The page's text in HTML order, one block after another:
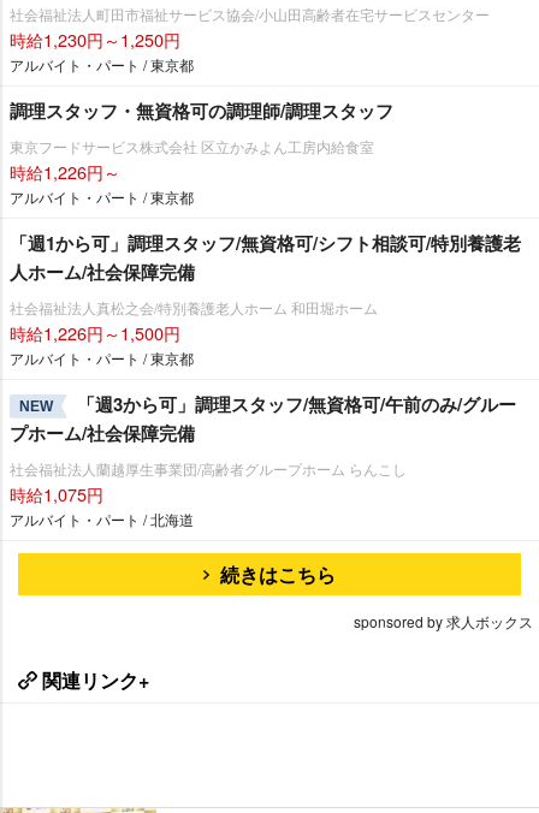
社会福祉法人町田市福祉サービス協会/小山田高齢者在宅サービスセンター
時給1,230円～1,250円
アルバイト・パート / 東京都
調理スタッフ・無資格可の調理師/調理スタッフ
東京フードサービス株式会社 区立かみよん工房内給食室
時給1,226円～
アルバイト・パート / 東京都
「週1から可」調理スタッフ/無資格可/シフト相談可/特別養護老
人ホーム/社会保障完備
社会福祉法人真松之会/特別養護老人ホーム 和田堀ホーム
時給1,226円～1,500円
アルバイト・パート / 東京都
NEW
「週3から可」調理スタッフ/無資格可/午前のみ/グルー
プホーム/社会保障完備
社会福祉法人蘭越厚生事業団/高齢者グループホーム らんこし
時給1,075円
アルバイト・パート / 北海道
続きはこちら
sponsored by 求人ボックス
関連リンク+